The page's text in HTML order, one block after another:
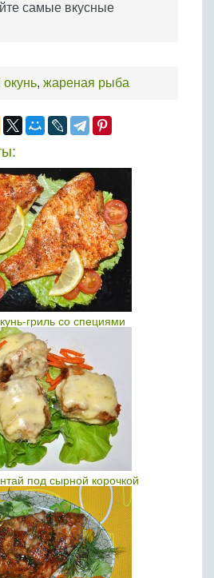
самые вкусные
окунь, жареная рыба
гриль со специями
под сырной корочкой